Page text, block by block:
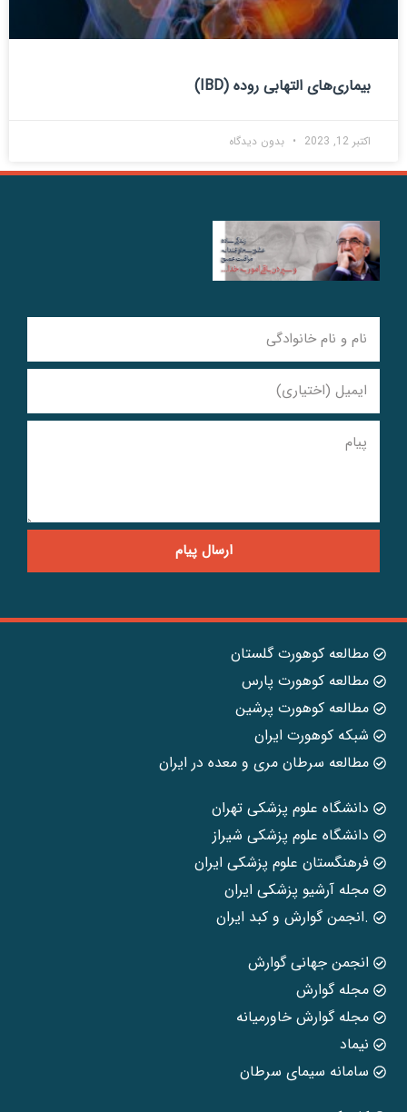
بیماری‌های التهابی روده (IBD)
اکتبر 12, 2023 بدون دیدگاه
ارسال پیام
مطالعه کوهورت گلستان
مطالعه کوهورت پارس
مطالعه کوهورت پرشین
شبکه کوهورت ایران
مطالعه سرطان مری و معده در ایران
دانشگاه علوم پزشکی تهران
دانشگاه علوم پزشکی شیراز
فرهنگستان علوم پزشکی ایران
مجله آرشیو پزشکی ایران
.انجمن گوارش و کبد ایران
انجمن جهانی گوارش
مجله گوارش
مجله گوارش خاورمیانه
نیماد
سامانه سیمای سرطان